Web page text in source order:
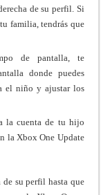
de su perfil. Si
familia, tendrás que
de pantalla, te
donde puedes
el niño y ajustar los
la cuenta de tu hijo
la Xbox One Update
su perfil hasta que